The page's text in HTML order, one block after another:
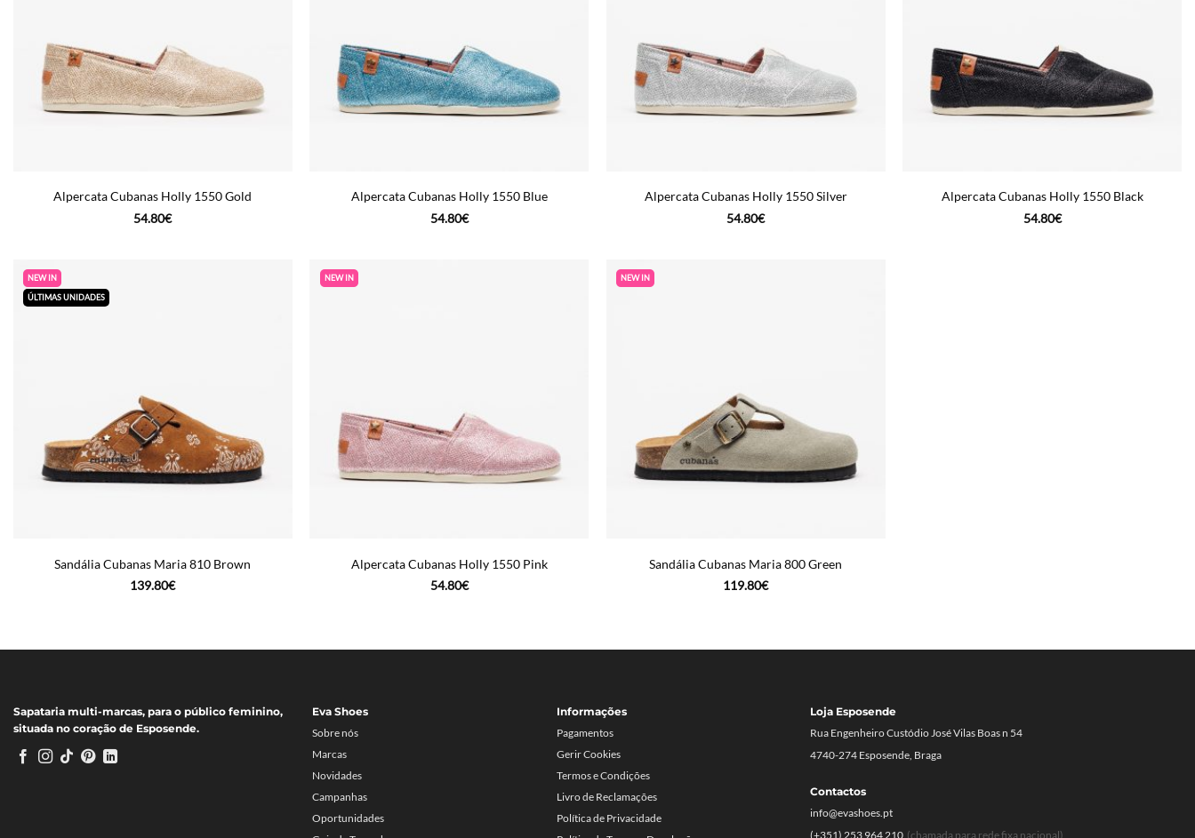
Alpercata Cubanas Holly 1550 Gold
54.80€
Alpercata Cubanas Holly 1550 Blue
54.80€
Alpercata Cubanas Holly 1550 Silver
54.80€
Alpercata Cubanas Holly 1550 Black
54.80€
NEW IN
ÚLTIMAS UNIDADES
Sandália Cubanas Maria 810 Brown
139.80€
NEW IN
Alpercata Cubanas Holly 1550 Pink
54.80€
NEW IN
Sandália Cubanas Maria 800 Green
119.80€
Sapataria multi-marcas, para o público feminino,
situada no coração de Esposende.
Eva Shoes
Sobre nós
Marcas
Novidades
Campanhas
Oportunidades
Informações
Pagamentos
Gerir Cookies
Termos e Condições
Livro de Reclamações
Política de Privacidade
Loja Esposende
Rua Engenheiro Custódio José Vilas Boas n 54
4740-274 Esposende, Braga
Contactos
info@evashoes.pt
(+351) 253 964 210 (chamada para rede fixa nacional)